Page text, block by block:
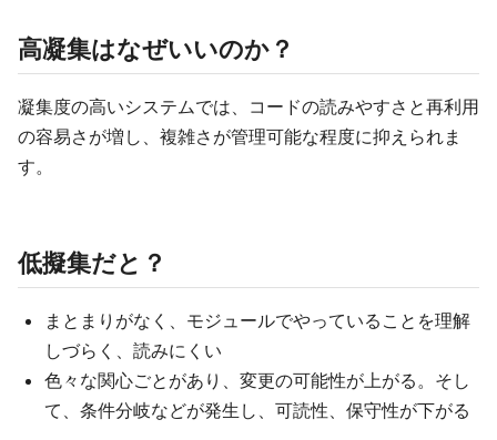
高凝集はなぜいいのか？
凝集度の高いシステムでは、コードの読みやすさと再利用
の容易さが増し、複雑さが管理可能な程度に抑えられま
す。
低擬集だと？
まとまりがなく、モジュールでやっていることを理解
しづらく、読みにくい
色々な関心ごとがあり、変更の可能性が上がる。そし
て、条件分岐などが発生し、可読性、保守性が下がる